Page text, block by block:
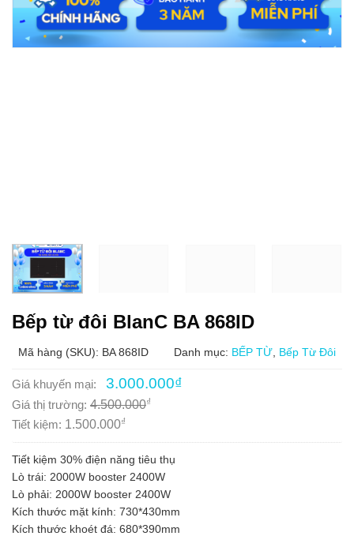
Bếp từ đôi BlanC BA 868ID
Mã hàng (SKU): BA 868ID Danh mục: BẾP TỪ Bếp Từ Đôi
Giá khuyến mại:
Giá
gốc
là:
4.500.000₫.
3.000.000₫
Giá thị trường: 4.500.000₫
Tiết kiệm: 1.500.000₫
Tiết kiệm 30% điện năng tiêu thụ
Lò trái: 2000W booster 2400W
Lò phải: 2000W booster 2400W
Kích thước mặt kính: 730*430mm
Kích thước khoét đá: 680*390mm